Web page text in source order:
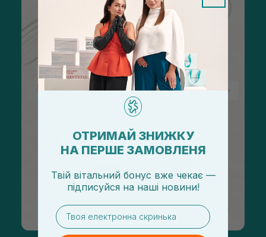
ОТРИМАЙ ЗНИЖКУ
НА ПЕРШЕ ЗАМОВЛЕНЯ
Твій вітальний бонус вже чекає —
підписуйся на наші новини!
email